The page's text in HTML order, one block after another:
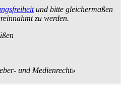
und bitte gleichermaßen
zu werden.
und Medienrecht»